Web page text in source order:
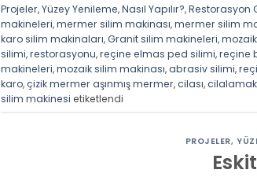
Projeler,Yüzey Yenileme,Nasıl Yapılır?,Restorasyon
makineleri,mermer silim makinası,mermer silim
karo silim makinaları,Granit silim makineleri,
silimi,restorasyonu,reçine elmas ped silimi,reçine
makineleri,mozaik silim makinası,abrasiv silimi,
karo,çizik mermer aşınmış mermer,cilası,cilalamak
silim makinesi etiketlendi
PROJELER,